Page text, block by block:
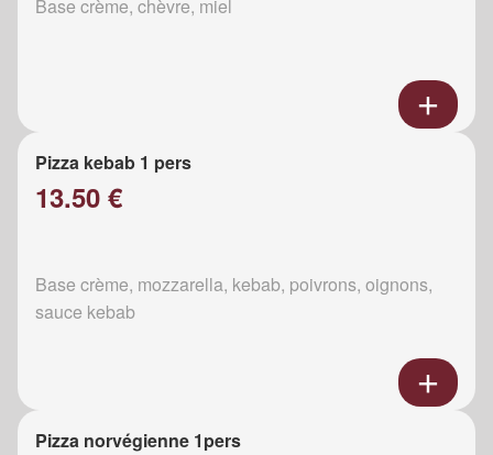
Base crème, chèvre, miel
Pizza kebab 1 pers
13.50 €
Base crème, mozzarella, kebab, poivrons, oignons,
sauce kebab
Pizza norvégienne 1pers